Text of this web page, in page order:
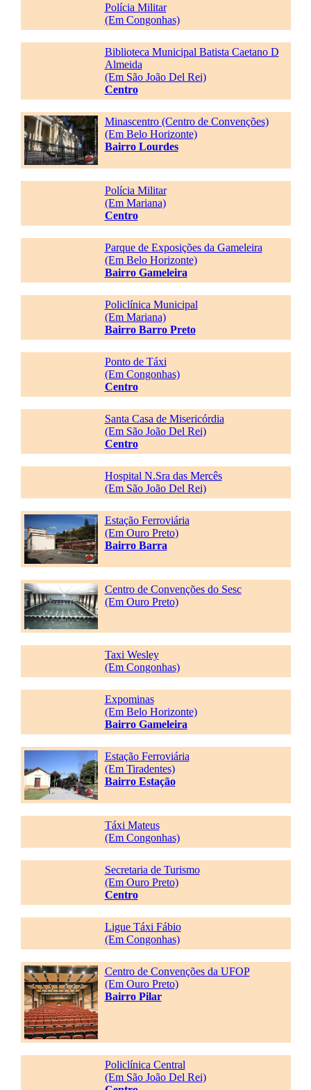
Polícia Militar
(Em Congonhas)
Biblioteca Municipal Batista Caetano D
Almeida
(Em São João Del Rei)
Centro
Minascentro (Centro de Convenções)
(Em Belo Horizonte)
Bairro Lourdes
Polícia Militar
(Em Mariana)
Centro
Parque de Exposições da Gameleira
(Em Belo Horizonte)
Bairro Gameleira
Policlínica Municipal
(Em Mariana)
Bairro Barro Preto
Ponto de Táxi
(Em Congonhas)
Centro
Santa Casa de Misericórdia
(Em São João Del Rei)
Centro
Hospital N.Sra das Mercês
(Em São João Del Rei)
Estação Ferroviária
(Em Ouro Preto)
Bairro Barra
Centro de Convenções do Sesc
(Em Ouro Preto)
Taxi Wesley
(Em Congonhas)
Expominas
(Em Belo Horizonte)
Bairro Gameleira
Estação Ferroviária
(Em Tiradentes)
Bairro Estação
Táxi Mateus
(Em Congonhas)
Secretaria de Turismo
(Em Ouro Preto)
Centro
Ligue Táxi Fábio
(Em Congonhas)
Centro de Convenções da UFOP
(Em Ouro Preto)
Bairro Pilar
Policlínica Central
(Em São João Del Rei)